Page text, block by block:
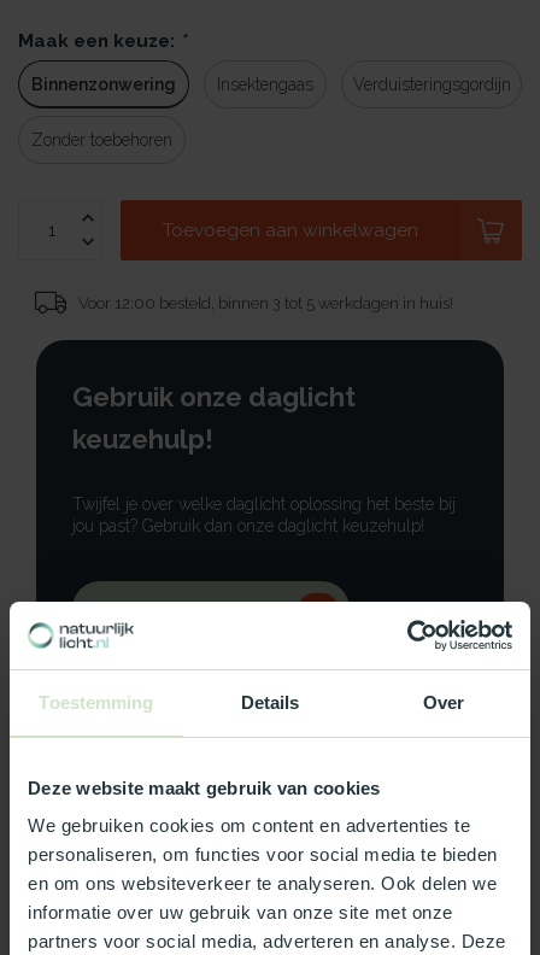
Toestemming Details Over
Deze website maakt gebruik van cookies
We gebruiken cookies om content en advertenties te
personaliseren, om functies voor social media te bieden
en om ons websiteverkeer te analyseren. Ook delen we
informatie over uw gebruik van onze site met onze
partners voor social media, adverteren en analyse. Deze
Maak een keuze: *
Binnenzonwering Insektengaas Verduisteringsgordijn
Zonder toebehoren
Toevoegen aan winkelwagen
Voor 12:00 besteld, binnen 3 tot 5 werkdagen in huis!
Gebruik onze daglicht
keuzehulp!
Twijfel je over welke daglicht oplossing het beste bij
jou past? Gebruik dan onze daglicht keuzehulp!
Neem contact op
Productomschrijving
Specificaties
Reviews